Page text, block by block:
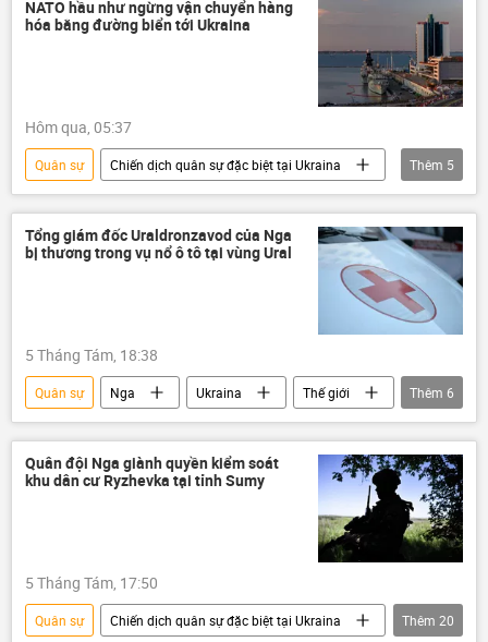
chuyên gia
Bộ Quốc phòng Nga
NATO hầu như ngừng vận chuyển hàng
hóa bằng đường biển tới Ukraina
Hôm qua, 05:37
Quân sự
Chiến dịch quân sự đặc biệt tại Ukraina
Ukraina
Thế giới
NATO
Nga
cảng
Thêm 5
Tổng giám đốc Uraldronzavod của Nga
bị thương trong vụ nổ ô tô tại vùng Ural
5 Tháng Tám, 18:38
Quân sự Nga Ukraina
Thế giới
vụ khủng bố
UAV
Quân đội Nga
xung đột quân sự
quân đội
Chiến dịch quân sự đặc biệt tại Ukraina
Thêm 6
Quân đội Nga giành quyền kiểm soát
khu dân cư Ryzhevka tại tỉnh Sumy
5 Tháng Tám, 17:50
Quân sự
Chiến dịch quân sự đặc biệt tại Ukraina
Thêm 20